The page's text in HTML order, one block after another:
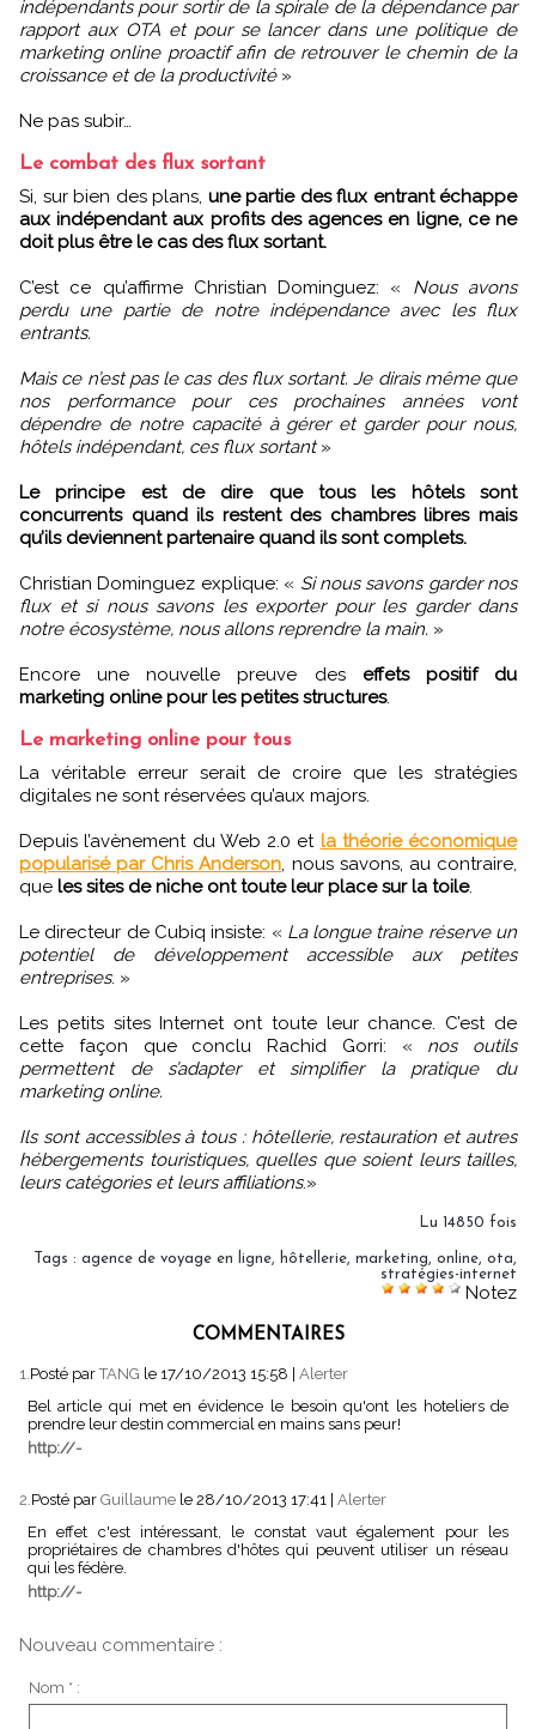
indépendants pour sortir de la spirale de la dépendance par
rapport aux OTA et pour se lancer dans une politique de
marketing online proactif afin de retrouver le chemin de la
croissance et de la productivité»
Ne pas subir…
Le combat des flux sortant
Si, sur bien des plans, une partie des flux entrant échappe
aux indépendant aux profits des agences en ligne, ce ne
doit plus être le cas des flux sortant.
C’est ce qu’affirme Christian Dominguez: « Nous avons
perdu une partie de notre indépendance avec les flux
entrants.
Mais ce n’est pas le cas des flux sortant. Je dirais même que
nos performance pour ces prochaines années vont
dépendre de notre capacité à gérer et garder pour nous,
hôtels indépendant, ces flux sortant»
Le principe est de dire que tous les hôtels sont
concurrents quand ils restent des chambres libres mais
qu’ils deviennent partenaire quand ils sont complets.
Christian Dominguez explique: « Si nous savons garder nos
flux et si nous savons les exporter pour les garder dans
notre écosystème, nous allons reprendre la main. »
Encore une nouvelle preuve des effets positif du
marketing online pour les petites structures.
Le marketing online pour tous
La véritable erreur serait de croire que les stratégies
digitales ne sont réservées qu’aux majors.
Depuis l’avènement du Web 2.0 et la théorie économique
popularisé par Chris Anderson, nous savons, au contraire,
que les sites de niche ont toute leur place sur la toile.
Le directeur de Cubiq insiste: « La longue traine réserve un
potentiel de développement accessible aux petites
entreprises. »
Les petits sites Internet ont toute leur chance. C’est de
cette façon que conclu Rachid Gorri: « nos outils
permettent de s’adapter et simplifier la pratique du
marketing online.
Ils sont accessibles à tous : hôtellerie, restauration et autres
hébergements touristiques, quelles que soient leurs tailles,
leurs catégories et leurs affiliations.»
Lu 14850 fois
Tags : agence de voyage en ligne, hôtellerie, marketing, online, ota,
stratégies-internet
Notez
COMMENTAIRES
1. Posté parTANG le 17/10/2013 15:58
Alerter
Bel article qui met en évidence le besoin qu'ont les hoteliers de
prendre leur destin commercial en mains sans peur!
http://-
2.Posté par Guillaume le 28/10/2013 17:41 Alerter
En effet c'est intéressant, le constat vaut également pour les
propriétaires de chambres d'hôtes qui peuvent utiliser un réseau
qui les fédère.
http://-
Nouveau commentaire :
Nom * :